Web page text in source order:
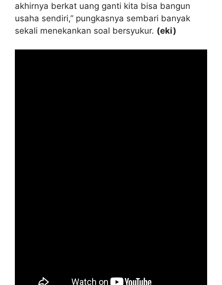
akhirnya berkat uang ganti kita bisa bangun
usaha sendiri,” pungkasnya sembari banyak
sekali menekankan soal bersyukur. (eki)